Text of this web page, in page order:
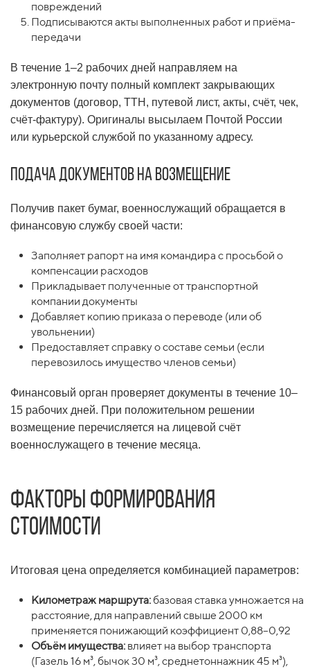
повреждений
Подписываются акты выполненных работ и приёма-
передачи
В течение 1–2 рабочих дней направляем на
электронную почту полный комплект закрывающих
документов (договор, ТТН, путевой лист, акты, счёт, чек,
счёт-фактуру). Оригиналы высылаем Почтой России
или курьерской службой по указанному адресу.
Подача документов на возмещение
Получив пакет бумаг, военнослужащий обращается в
финансовую службу своей части:
Заполняет рапорт на имя командира с просьбой о
компенсации расходов
Прикладывает полученные от транспортной
компании документы
Добавляет копию приказа о переводе (или об
увольнении)
Предоставляет справку о составе семьи (если
перевозилось имущество членов семьи)
Финансовый орган проверяет документы в течение 10–
15 рабочих дней. При положительном решении
возмещение перечисляется на лицевой счёт
военнослужащего в течение месяца.
Факторы формирования
стоимости
Итоговая цена определяется комбинацией параметров:
Километраж маршрута: базовая ставка умножается на
расстояние, для направлений свыше 2000 км
применяется понижающий коэффициент 0,88–0,92
Объём имущества: влияет на выбор транспорта
(Газель 16 м³, бычок 30 м³, среднетоннажник 45 м³),